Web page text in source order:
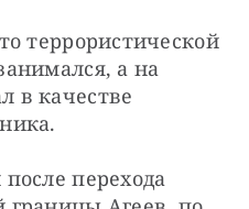
террористической
а на
в качестве
перехода